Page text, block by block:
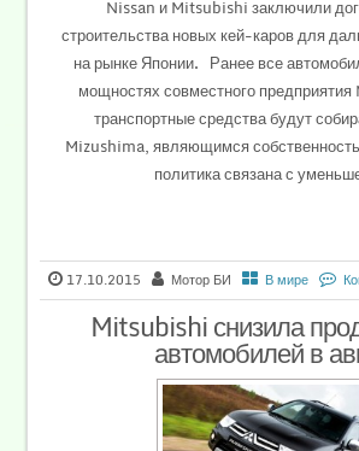
Nissan и Mitsubishi заключили
строительства новых кей-каров для
на рынке Японии. Ранее все
мощностях совместного предприятия
транспортные средства будут
Mizushima, являющимся
политика связана с
17.10.2015 Мотор БИ В мире
Mitsubishi снизила
автомобилей в